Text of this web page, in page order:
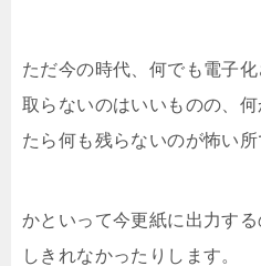
ただ今の時代、何でも電子
取らないのはいいものの、
たら何も残らないのが怖い所
かといって今更紙に出力す
しきれなかったりします。